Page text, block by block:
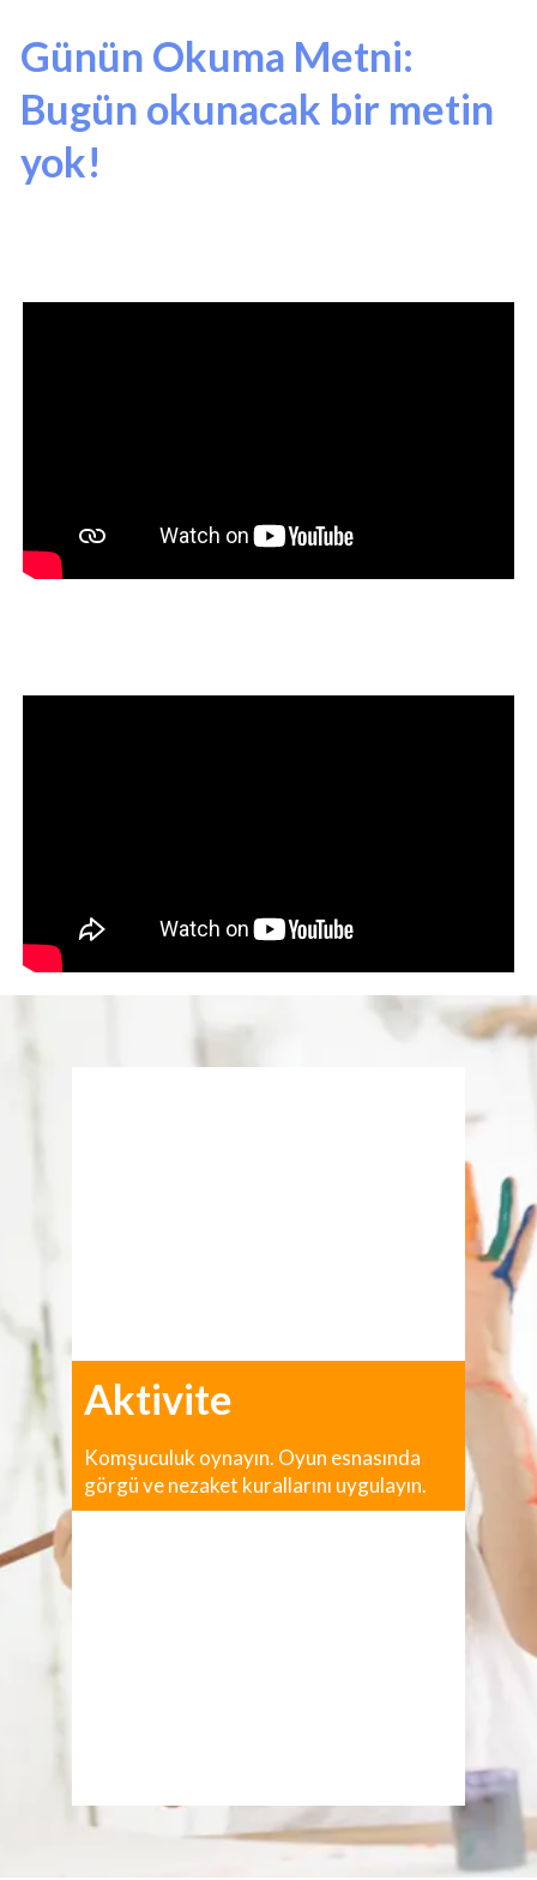
Günün Okuma Metni:
Bugün okunacak bir metin
yok!
Aktivite
Komşuculuk oynayın. Oyun esnasında
görgü ve nezaket kurallarını uygulayın.